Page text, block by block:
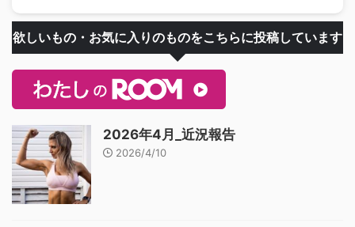
欲しいもの・お気に入りのものをこちらに投稿しています
2026年4月_近況報告
2026/4/10